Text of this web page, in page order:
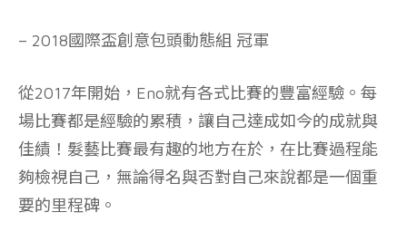
– 2018國際盃創意包頭動態組 冠軍
從2017年開始，Eno就有各式比賽的豐富經驗。每
場比賽都是經驗的累積，讓自己達成如今的成就與
佳績！髮藝比賽最有趣的地方在於，在比賽過程能
夠檢視自己，無論得名與否對自己來說都是一個重
要的里程碑。